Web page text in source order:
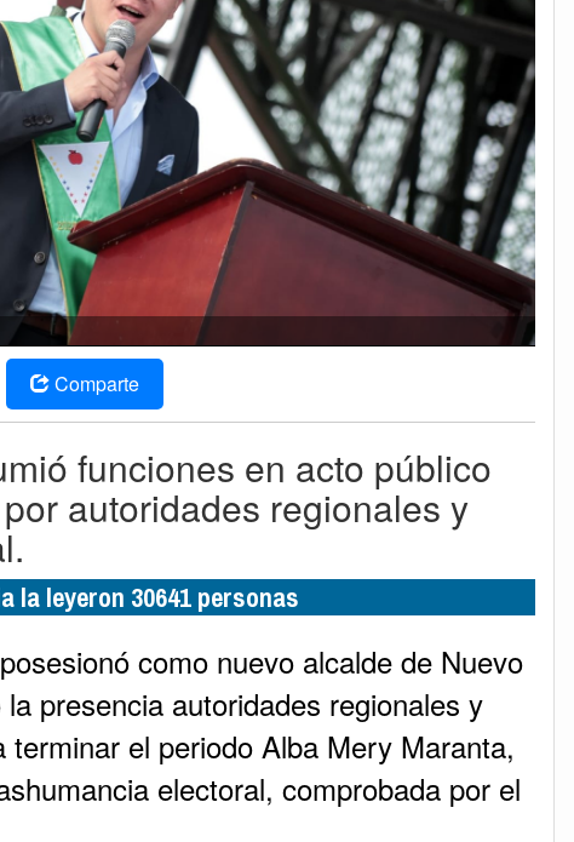
Comparte
funciones en acto público
autoridades regionales y
la leyeron 30641 personas
como nuevo alcalde de Nuevo
presencia autoridades regionales y
el periodo Alba Mery Maranta,
electoral, comprobada por el